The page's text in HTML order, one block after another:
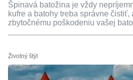
Špinavá batožina je vždy
kufre a batohy treba správne čistiť,
zbytočnému poškodeniu vašej
Životný štýl